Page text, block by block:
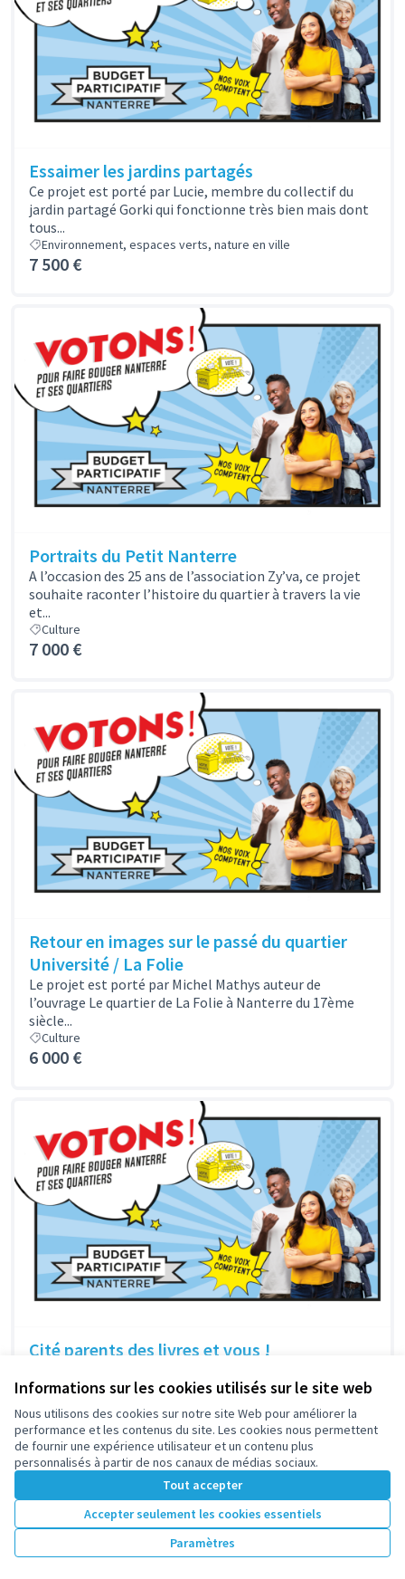
Informations sur les cookies utilisés sur le site web
Nous utilisons des cookies sur notre site Web pour améliorer la
performance et les contenus du site. Les cookies nous permettent
de fournir une expérience utilisateur et un contenu plus
personnalisés à partir de nos canaux de médias sociaux.
Tout accepter
Accepter seulement les cookies essentiels
Paramètres
Essaimer les jardins partagés
Ce projet est porté par Lucie, membre du collectif du
jardin partagé Gorki qui fonctionne très bien mais dont
tous...
Environnement, espaces verts, nature en ville
7 500 €
Portraits du Petit Nanterre
A l’occasion des 25 ans de l’association Zy’va, ce projet
souhaite raconter l’histoire du quartier à travers la vie
et...
Culture
7 000 €
Retour en images sur le passé du quartier
Université / La Folie
Le projet est porté par Michel Mathys auteur de
l’ouvrage Le quartier de La Folie à Nanterre du 17ème
siècle...
Culture
6 000 €
Cité parents des livres et vous !
moins de 3 ans ne fréquentant pas de structure
collective,...
Education, enfance, jeunesse
6 000 €